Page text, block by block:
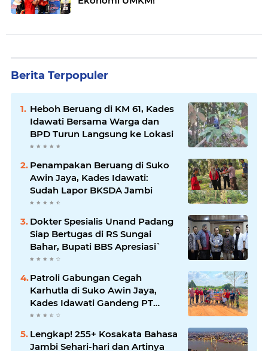
Berita Terpopuler
Heboh Beruang di KM 61, Kades
Idawati Bersama Warga dan
BPD Turun Langsung ke Lokasi
Penampakan Beruang di Suko
Awin Jaya, Kades Idawati:
Sudah Lapor BKSDA Jambi
Dokter Spesialis Unand Padang
Siap Bertugas di RS Sungai
Bahar, Bupati BBS Apresiasi`
Patroli Gabungan Cegah
Karhutla di Suko Awin Jaya,
Kades Idawati Gandeng PT
BBB-S, TNI dan BPD
Lengkap! 255+ Kosakata Bahasa
Jambi Sehari-hari dan Artinya